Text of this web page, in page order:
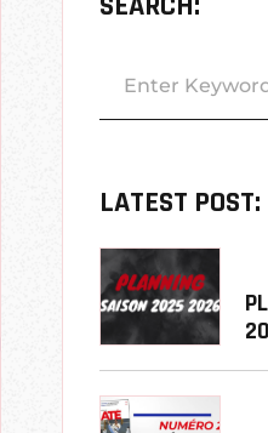
LATEST POST: